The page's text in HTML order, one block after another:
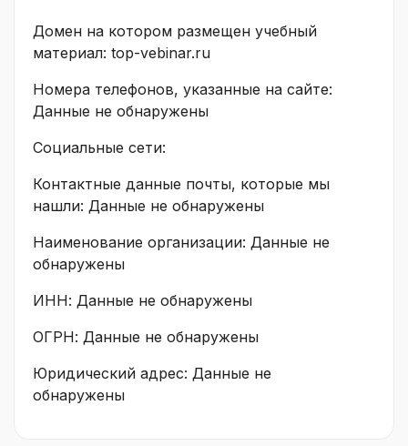
Домен на котором размещен учебный
материал: top-vebinar.ru
Номера телефонов, указанные на сайте:
Данные не обнаружены
Социальные сети:
Контактные данные почты, которые мы
нашли: Данные не обнаружены
Наименование организации: Данные не
обнаружены
ИНН: Данные не обнаружены
ОГРН: Данные не обнаружены
Юридический адрес: Данные не
обнаружены